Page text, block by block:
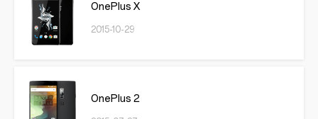
OnePlus X
2015-10-29
OnePlus 2